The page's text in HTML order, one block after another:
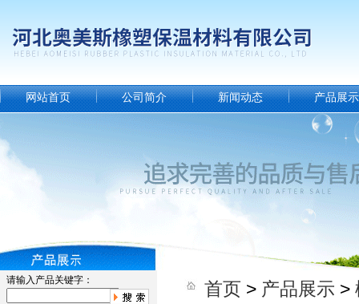
网站首页 公司简介 新闻动态 产品展示
请输入产品关键字： 首页 > 产品展示 >